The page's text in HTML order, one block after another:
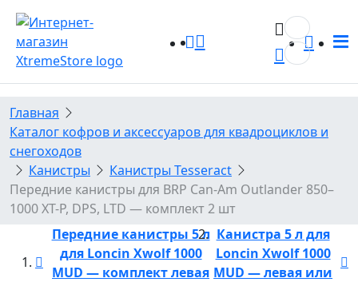
Главная
Каталог кофров и аксессуаров для квадроциклов и
снегоходов
Канистры
Канистры Tesseract
Передние канистры для BRP Can-Am Outlander 850–
1000 XT-P, DPS, LTD — комплект 2 шт
Передние канистры 5 л
для Loncin Xwolf 1000
MUD — комплект левая
Канистра 5 л для
Loncin Xwolf 1000
MUD — левая или